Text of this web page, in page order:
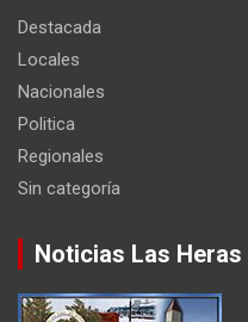
Destacada
Locales
Nacionales
Politica
Regionales
Sin categoría
Noticias Las Heras